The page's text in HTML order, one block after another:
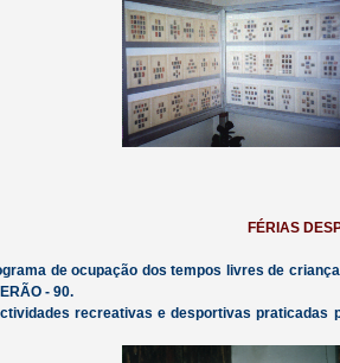
FÉRIAS
de ocupação dos tempos livres de
- 90.
recreativas e desportivas praticadas